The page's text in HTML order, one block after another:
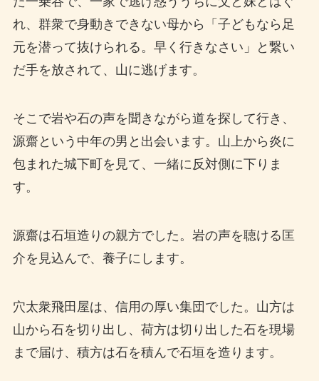
れ、群衆で身動きできない母から「子どもなら足
元を潜って抜けられる。早く行きなさい」と繋い
だ手を放されて、山に逃げます。
そこで岩や石の声を聞きながら道を探して行き、
源齋という中年の男と出会います。山上から炎に
包まれた城下町を見て、一緒に反対側に下りま
す。
源齋は石垣造りの親方でした。岩の声を聴ける匡
介を見込んで、養子にします。
穴太衆飛田屋は、信用の厚い集団でした。山方は
山から石を切り出し、荷方は切り出した石を現場
まで届け、積方は石を積んで石垣を造ります。